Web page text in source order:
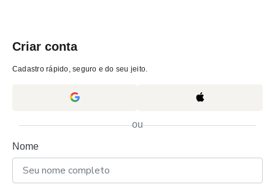
Criar conta
Cadastro rápido, seguro e do seu jeito.
ou
Nome